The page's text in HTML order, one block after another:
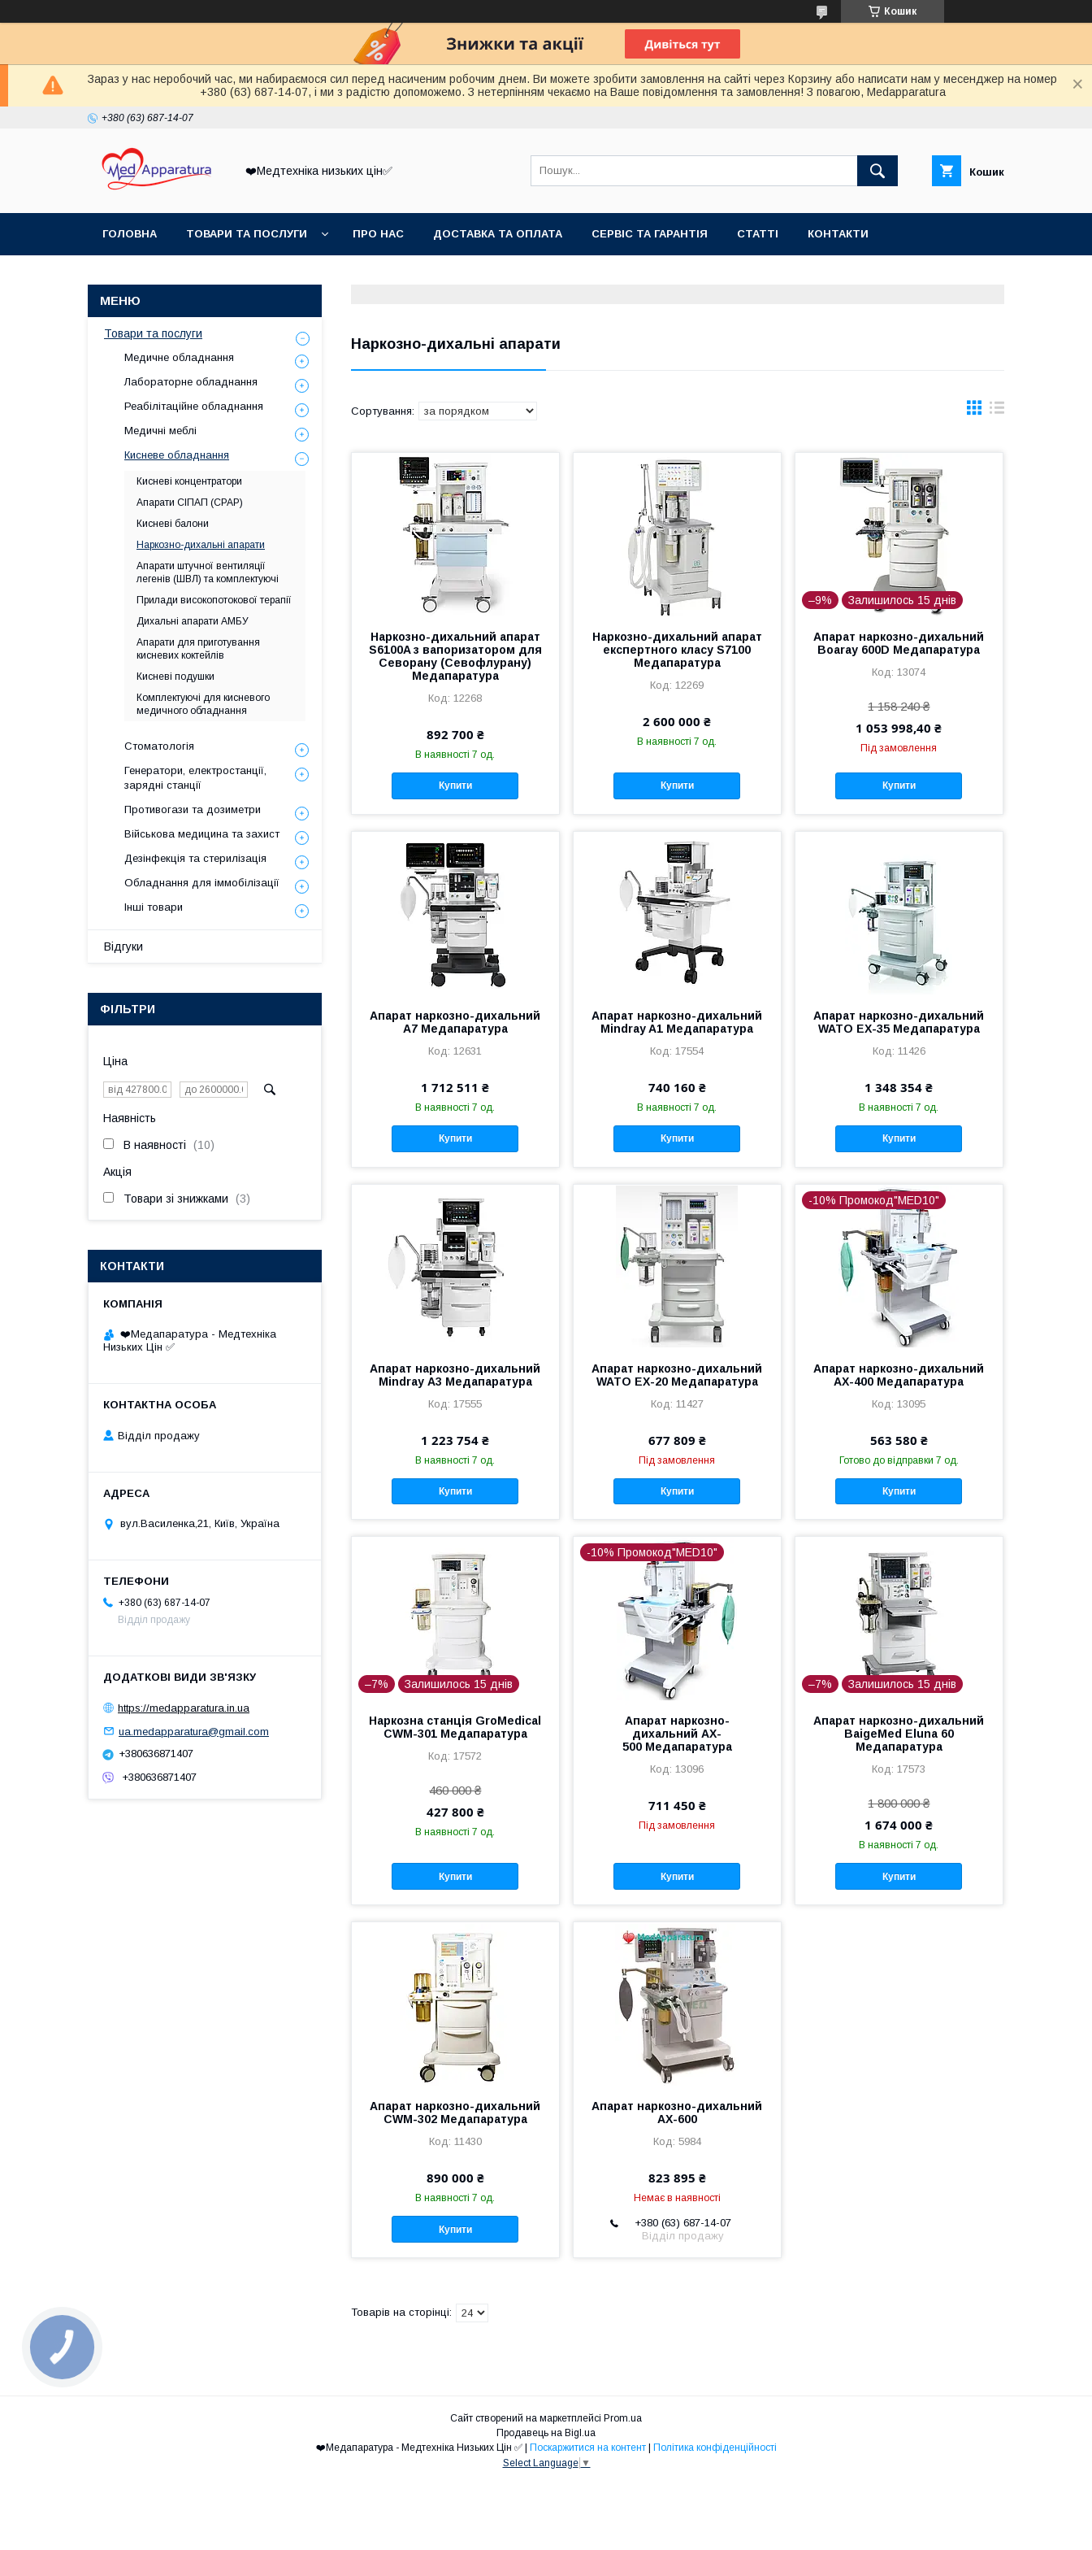
Кошик
Зараз у нас неробочий час, ми набираємося сил перед насиченим робочим днем. Ви можете зробити замовлення на сайті через Корзину або написати нам у месенджер на номер
+380 (63) 687-14-07, і ми з радістю допоможемо. З нетерпінням чекаємо на Ваше повідомлення та замовлення! З повагою, Medapparatura
+380 (63) 687-14-07
❤️Медтехніка низьких цін✅ Кошик
ГОЛОВНА ТОВАРИ ТА ПОСЛУГИ ПРО НАС ДОСТАВКА ТА ОПЛАТА СЕРВІС ТА ГАРАНТІЯ СТАТТІ КОНТАКТИ
Наркозно-дихальні апарати
Наркозно-дихальний апарат
S6100A з вапоризатором для
Севорану (Севофлурану)
Медапаратура
12268
892 700 ₴
В наявності 7 од.
Купити
Наркозно-дихальний апарат
експертного класу S7100
Медапаратура
12269
2 600 000 ₴
В наявності 7 од.
Купити
–9% Залишилось 15 днів
Апарат наркозно-дихальний
Boaray 600D Медапаратура
13074
1 158 240 ₴
1 053 998,40 ₴
Під замовлення
Купити
Апарат наркозно-дихальний
А7 Медапаратура
12631
1 712 511 ₴
В наявності 7 од.
Купити
Апарат наркозно-дихальний
Mindray A1 Медапаратура
17554
740 160 ₴
В наявності 7 од.
Купити
Апарат наркозно-дихальний
WATO EX-35 Медапаратура
11426
1 348 354 ₴
В наявності 7 од.
Купити
Апарат наркозно-дихальний
Mindray А3 Медапаратура
17555
1 223 754 ₴
В наявності 7 од.
Купити
Апарат наркозно-дихальний
WATO EX-20 Медапаратура
11427
677 809 ₴
Під замовлення
Купити
-10% Промокод"MED10"
Апарат наркозно-дихальний
АХ-400 Медапаратура
13095
563 580 ₴
Готово до відправки 7 од.
Купити
–7% Залишилось 15 днів
Наркозна станція GroMedical
CWM-301 Медапаратура
17572
460 000 ₴
427 800 ₴
В наявності 7 од.
Купити
-10% Промокод"MED10"
Апарат наркозно-
дихальний AX-
500 Медапаратура
13096
711 450 ₴
Під замовлення
Купити
–7% Залишилось 15 днів
Апарат наркозно-дихальний
BaigeMed Eluna 60
Медапаратура
17573
1 800 000 ₴
1 674 000 ₴
В наявності 7 од.
Купити
Апарат наркозно-дихальний
CWM-302 Медапаратура
11430
890 000 ₴
В наявності 7 од.
Купити
Апарат наркозно-дихальний
АХ-600
5984
823 895 ₴
Немає в наявності
+380 (63) 687-14-07
Відділ продажу
Товари та послуги
Медичне обладнання
Лабораторне обладнання
Реабілітаційне обладнання
Медичні меблі
Кисневе обладнання
Кисневі концентратори
Апарати СІПАП (СРАР)
Кисневі балони
Наркозно-дихальні апарати
Апарати штучної вентиляції
легенів (ШВЛ) та комплектуючі
Прилади високопотокової терапії
Дихальні апарати АМБУ
Апарати для приготування
кисневих коктейлів
Кисневі подушки
Комплектуючі для кисневого
медичного обладнання
Стоматологія
Генератори, електростанції,
зарядні станції
Противогази та дозиметри
Військова медицина та захист
Дезінфекція та стерилізація
Обладнання для іммобілізації
Інші товари
Відгуки
ФІЛЬТРИ
Ціна
Наявність
В наявності 10
Акція
Товари зі знижками 3
КОНТАКТИ
❤️Медапаратура - Медтехніка
Низьких Цін ✅
Відділ продажу
вул.Василенка,21, Київ, Україна
+380 (63) 687-14-07
Відділ продажу
https://medapparatura.in.ua
ua.medapparatura@gmail.com
+380636871407
+380636871407
Сайт створений на маркетплейсі Prom.ua
Продавець на Bigl.ua
Поскаржитися на контент
Політика конфіденційності
Select Language ▼